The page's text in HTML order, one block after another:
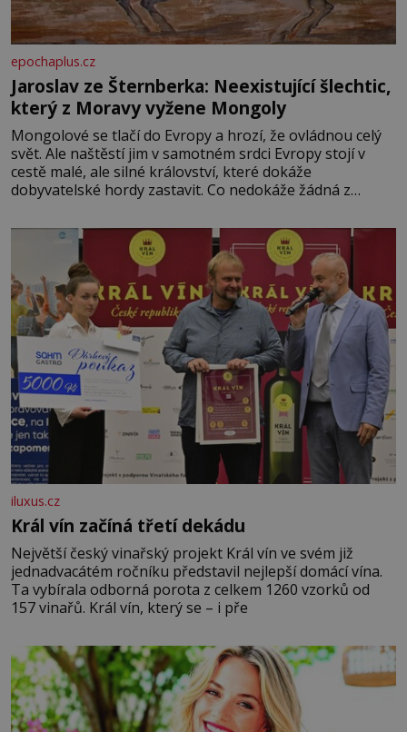
epochaplus.cz
Jaroslav ze Šternberka: Neexistující šlechtic,
který z Moravy vyžene Mongoly
Mongolové se tlačí do Evropy a hrozí, že ovládnou celý
svět. Ale naštěstí jim v samotném srdci Evropy stojí v
cestě malé, ale silné království, které dokáže
dobyvatelské hordy zastavit. Co nedokáže žádná z
král. Nebo že by ne? Mongolové od roku 1223 postupují
podél Kaspického a Azovského moře,
iluxus.cz
Král vín začíná třetí dekádu
Největší český vinařský projekt Král vín ve svém již
jednadvacátém ročníku představil nejlepší domácí vína.
Ta vybírala odborná porota z celkem 1260 vzorků od
157 vinařů. Král vín, který se – i pře